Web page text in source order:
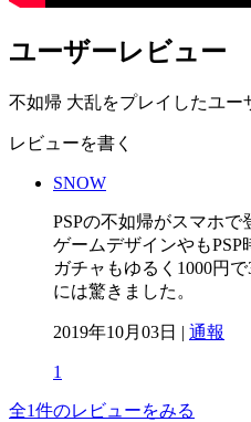
ユーザーレビュー
不如帰 大乱をプレイしたユー
レビューを書く
SNOW
PSPの不如帰がスマホで
ゲームデザインやもPSP
ガチャもゆるく1000円
には驚きました。
2019年10月03日 | 通報
1
全1件のレビューをみる